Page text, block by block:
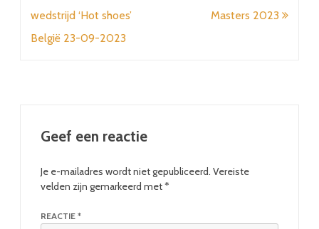
navigatie
wedstrijd ‘Hot shoes’
België 23-09-2023
Masters 2023
Geef een reactie
Je e-mailadres wordt niet gepubliceerd. Vereiste
velden zijn gemarkeerd met*
REACTIE *